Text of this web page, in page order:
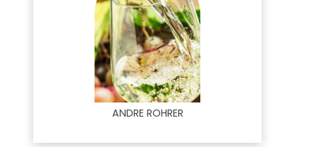
ANDRE ROHRER